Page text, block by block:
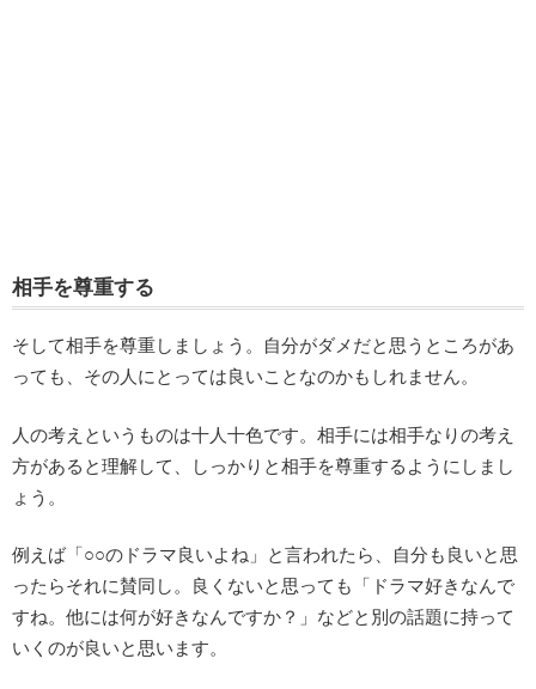
相手を尊重する
そして相手を尊重しましょう。自分がダメだと思うところがあ
っても、その人にとっては良いことなのかもしれません。
人の考えというものは十人十色です。相手には相手なりの考え
方があると理解して、しっかりと相手を尊重するようにしまし
ょう。
例えば「○○のドラマ良いよね」と言われたら、自分も良いと思
ったらそれに賛同し。良くないと思っても「ドラマ好きなんで
すね。他には何が好きなんですか？」などと別の話題に持って
いくのが良いと思います。